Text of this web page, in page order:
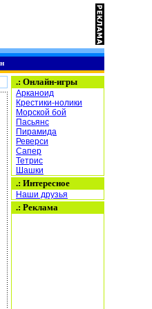
.: Онлайн-игры
Арканоид
Крестики-нолики
Морской бой
Пасьянс
Пирамида
Реверси
Сапер
Тетрис
Шашки
.: Интересное
Наши друзья
.: Реклама